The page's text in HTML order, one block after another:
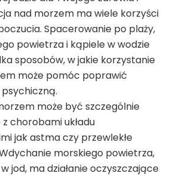
nad morzem ma wiele korzyści
Spacerowanie po plaży,
powietrza i kąpiele w wodzie
sposobów, w jakie korzystanie
może pomóc poprawić
może być szczególnie
chorobami układu
jak astma czy przewlekłe
morskiego powietrza,
jod, ma działanie oczyszczające